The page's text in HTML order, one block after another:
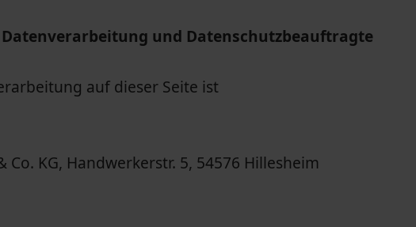
und Datenschutzbeauftragte
auf dieser Seite ist
KG, Handwerkerstr. 5, 54576 Hillesheim